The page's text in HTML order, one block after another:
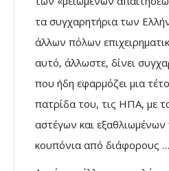
τα συγχαρητήρια των
άλλων πόλων
αυτό, άλλωστε, δίνει
που ήδη εφαρμόζει μια
πατρίδα του, τις ΗΠΑ, με
αστέγων και εξαθλιωμένων
κουπόνια από διάφορους